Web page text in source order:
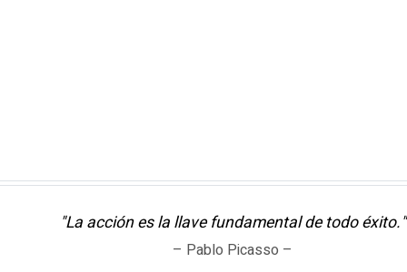
"La acción es la llave fundamental de todo éxito."
– Pablo Picasso –